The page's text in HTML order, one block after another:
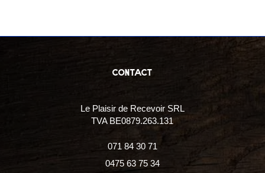
contact
Le Plaisir de Recevoir SRL
TVA BE0879.263.131
071 84 30 71
0475 63 75 34